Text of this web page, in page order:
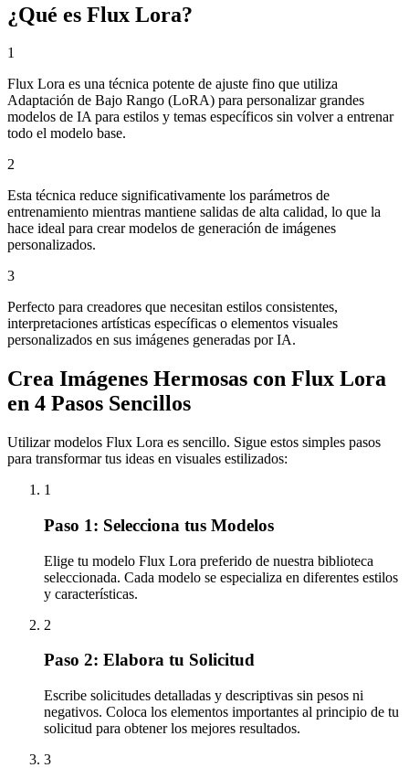
¿Qué es Flux Lora?
1
Flux Lora es una técnica potente de ajuste fino que utiliza
Adaptación de Bajo Rango (LoRA) para personalizar grandes
modelos de IA para estilos y temas específicos sin volver a entrenar
todo el modelo base.
2
Esta técnica reduce significativamente los parámetros de
entrenamiento mientras mantiene salidas de alta calidad, lo que la
hace ideal para crear modelos de generación de imágenes
personalizados.
3
Perfecto para creadores que necesitan estilos consistentes,
interpretaciones artísticas específicas o elementos visuales
personalizados en sus imágenes generadas por IA.
Crea Imágenes Hermosas con Flux Lora
en 4 Pasos Sencillos
Utilizar modelos Flux Lora es sencillo. Sigue estos simples pasos
para transformar tus ideas en visuales estilizados:
1
Paso 1: Selecciona tus Modelos
Elige tu modelo Flux Lora preferido de nuestra biblioteca
seleccionada. Cada modelo se especializa en diferentes estilos
y características.
2
Paso 2: Elabora tu Solicitud
Escribe solicitudes detalladas y descriptivas sin pesos ni
negativos. Coloca los elementos importantes al principio de tu
solicitud para obtener los mejores resultados.
3